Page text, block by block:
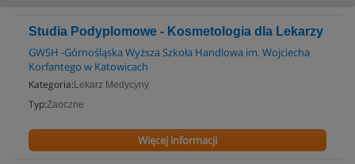
Studia Podyplomowe - Kosmetologia dla Lekarzy
GWSH -Górnośląska Wyższa Szkoła Handlowa im. Wojciecha
Korfantego w Katowicach
Kategoria: Lekarz Medycyny
Typ:Zaoczne
Więcej informacji